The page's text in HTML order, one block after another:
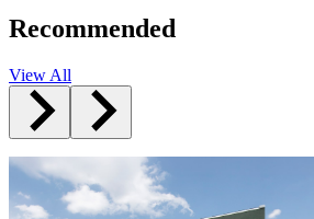
Recommended
View All